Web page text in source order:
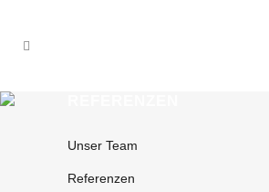
Unser Team
Referenzen